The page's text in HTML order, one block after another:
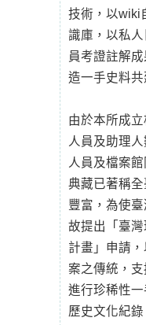
技術，以wiki
識庫，以私
員考證註解
造一手史料共
由於本所成
人員及助理
人員及檔案
典藏已著稱
豐富，為使
故提出「臺
計畫」申請
案之傳統，支
進行珍稀性
歷史文化紀